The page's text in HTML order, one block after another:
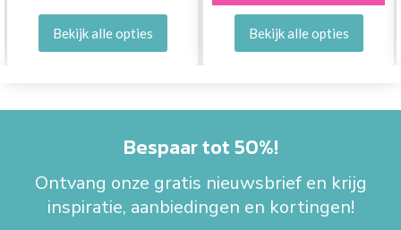
Bekijk alle opties Bekijk alle opties
Bespaar tot 50%!
Ontvang onze gratis nieuwsbrief en krijg
inspiratie, aanbiedingen en kortingen!